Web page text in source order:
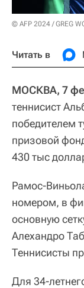
© AFP 2024 / GREG
Читать в
МОСКВА, 7
теннисист
победителем
призовой
430 тыс
Рамос-
номером, в
основную
Алехандро
Теннисисты
Для 34-